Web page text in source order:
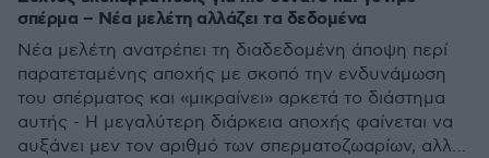
σπέρμα – Νέα μελέτη αλλάζει τα δεδομένα
Νέα μελέτη ανατρέπει τη διαδεδομένη άποψη περί
παρατεταμένης αποχής με σκοπό την ενδυνάμωση
του σπέρματος και «μικραίνει» αρκετά το διάστημα
αυτής - Η μεγαλύτερη διάρκεια αποχής φαίνεται να
αυξάνει μεν τον αριθμό των σπερματοζωαρίων, αλλά